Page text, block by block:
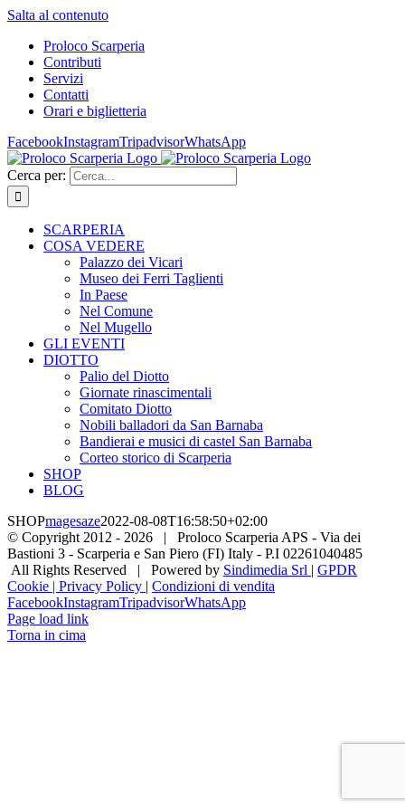
Salta al contenuto
Proloco Scarperia
Contributi
Servizi
Contatti
Orari e biglietteria
FacebookInstagramTripadvisorWhatsApp
Cerca per:
SCARPERIA
COSA VEDERE
Palazzo dei Vicari
Museo dei Ferri Taglienti
In Paese
Nel Comune
Nel Mugello
GLI EVENTI
DIOTTO
Palio del Diotto
Giornate rinascimentali
Comitato Diotto
Nobili balladori da San Barnaba
Bandierai e musici di castel San Barnaba
Corteo storico di Scarperia
SHOP
BLOG
SHOPmagesaze2022-08-08T16:58:50+02:00
© Copyright 2012 - 2026 | Proloco Scarperia APS - Via dei
Bastioni 3 - Scarperia e San Piero (FI) Italy - P.I 02261040485
All Rights Reserved | Powered by Sindimedia Srl | GPDR
Cookie | Privacy Policy | Condizioni di vendita
FacebookInstagramTripadvisorWhatsApp
Page load link
Torna in cima